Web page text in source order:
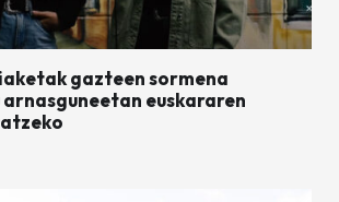
gazteen sormena
euskararen